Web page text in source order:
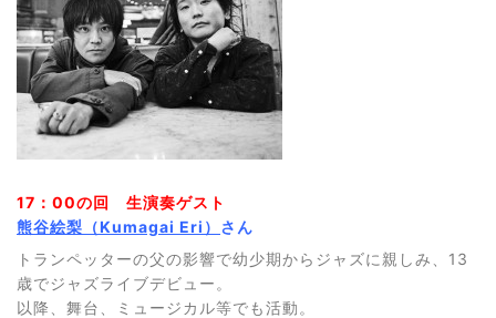
17：00の回 生演奏ゲスト
熊谷絵梨（Kumagai Eri） さん
トランペッターの父の影響で幼少期からジャズに親しみ、13
歳でジャズライブデビュー。
以降、舞台、ミュージカル等でも活動。